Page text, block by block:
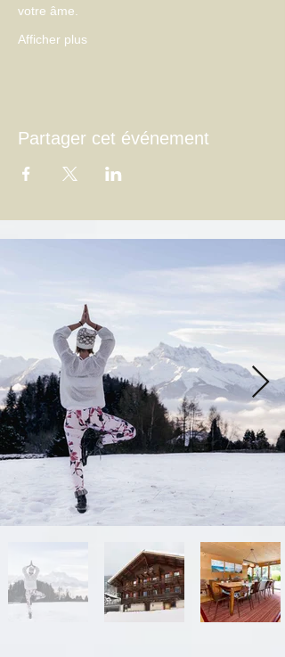
votre âme.
Afficher plus
Partager cet événement